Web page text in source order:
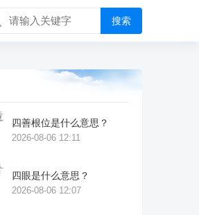
搜索
四善根位是什么意思？
2026-08-06 12:11
四眼是什么意思？
2026-08-06 12:07